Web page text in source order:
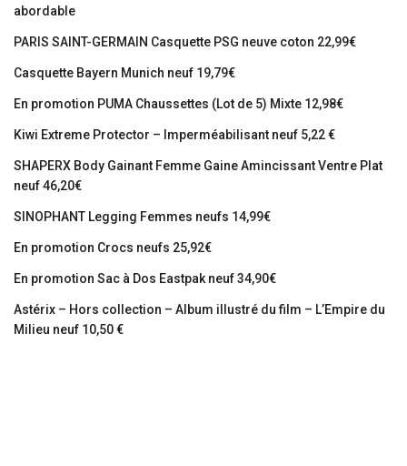
abordable
PARIS SAINT-GERMAIN Casquette PSG neuve coton 22,99€
Casquette Bayern Munich neuf 19,79€
En promotion PUMA Chaussettes (Lot de 5) Mixte 12,98€
Kiwi Extreme Protector – Imperméabilisant neuf 5,22 €
SHAPERX Body Gainant Femme Gaine Amincissant Ventre Plat
neuf 46,20€
SINOPHANT Legging Femmes neufs 14,99€
En promotion Crocs neufs 25,92€
En promotion Sac à Dos Eastpak neuf 34,90€
Astérix – Hors collection – Album illustré du film – L’Empire du
Milieu neuf 10,50 €